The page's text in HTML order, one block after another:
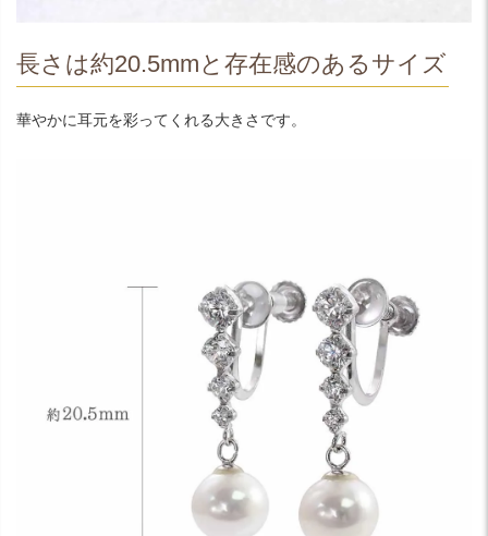
長さは約20.5mmと存在感のあるサイズ
華やかに耳元を彩ってくれる大きさです。